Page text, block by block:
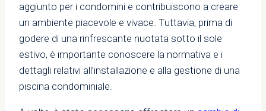
aggiunto per i condomini e contribuiscono a creare
un ambiente piacevole e vivace. Tuttavia, prima di
godere di una rinfrescante nuotata sotto il sole
estivo, è importante conoscere la normativa e i
dettagli relativi all’installazione e alla gestione di una
piscina condominiale.